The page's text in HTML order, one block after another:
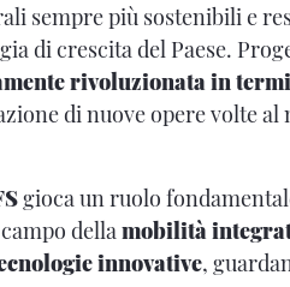
sempre più sostenibili e
di crescita del Paese.
rivoluzionata in
di nuove opere volte
gioca un ruolo
della mobilità
innovative,